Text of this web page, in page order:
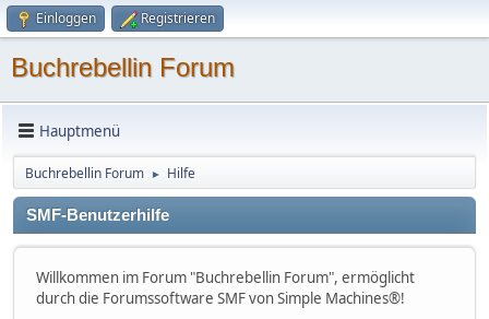
Einloggen Registrieren
Buchrebellin Forum
Hauptmenü
Buchrebellin Forum ► Hilfe
SMF-Benutzerhilfe
Willkommen im Forum "Buchrebellin Forum", ermöglicht
durch die Forumssoftware SMF von Simple Machines®!